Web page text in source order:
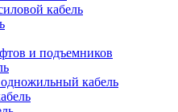
кабель
и подъемников
кабель